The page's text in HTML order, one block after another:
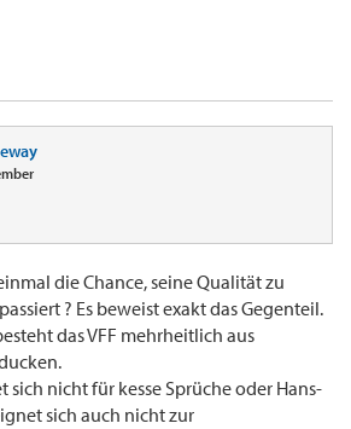
die Chance, seine Qualität zu
? Es beweist exakt das Gegenteil.
das VFF mehrheitlich aus
sich nicht für kesse Sprüche oder Hans-
sich auch nicht zur